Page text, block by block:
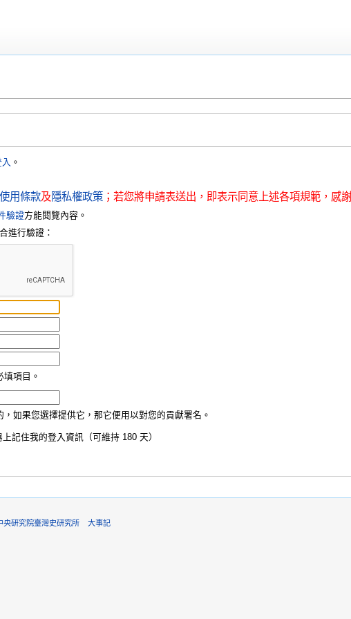
。
使用條款及隱私權政策；若您將申請表送出，即表示同意上述各項規範，感
驗證方能閱覽內容。
進行驗證：
填項目。
，如果您選擇提供它，那它便用以對您的貢獻署名。
記住我的登入資訊（可維持 180 天）
央研究院臺灣史研究所 大事記